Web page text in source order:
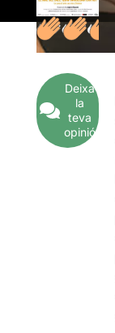
Deixa
la
teva
opinió